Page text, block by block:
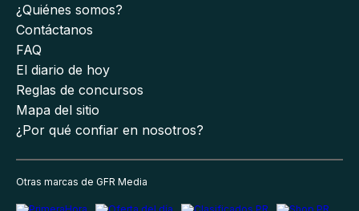
¿Quiénes somos?
Contáctanos
FAQ
El diario de hoy
Reglas de concursos
Mapa del sitio
¿Por qué confiar en nosotros?
Otras marcas de GFR Media